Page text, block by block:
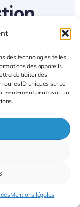
des technologies telles
des appareils.
de traiter des
ou les ID uniques sur ce
peut avoir un
Mentions légales
le
remise
à un
un